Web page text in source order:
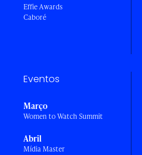
Effie Awards
Caboré
Eventos
Março
Women to Watch Summit
Abril
Mídia Master